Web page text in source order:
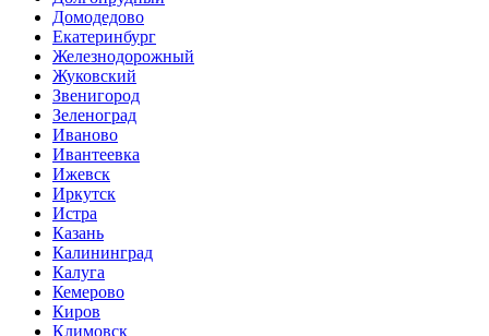
Домодедово
Екатеринбург
Железнодорожный
Жуковский
Звенигород
Зеленоград
Иваново
Ивантеевка
Ижевск
Иркутск
Истра
Казань
Калининград
Калуга
Кемерово
Киров
Климовск